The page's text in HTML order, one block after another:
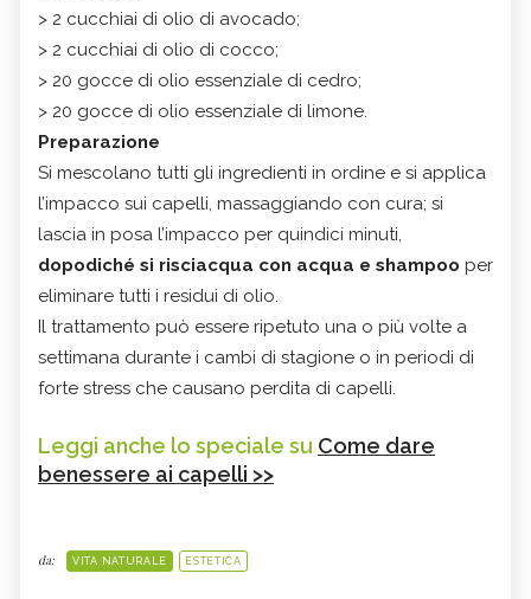
> 2 cucchiai di olio di avocado;
> 2 cucchiai di olio di cocco;
> 20 gocce di olio essenziale di cedro;
> 20 gocce di olio essenziale di limone.
Preparazione
Si mescolano tutti gli ingredienti in ordine e si applica
l’impacco sui capelli, massaggiando con cura; si
lascia in posa l’impacco per quindici minuti,
dopodiché si risciacqua con acqua e shampoo per
eliminare tutti i residui di olio.
Il trattamento può essere ripetuto una o più volte a
settimana durante i cambi di stagione o in periodi di
forte stress che causano perdita di capelli.
Leggi anche lo speciale su Come dare
benessere ai capelli >>
da: VITA NATURALE ESTETICA